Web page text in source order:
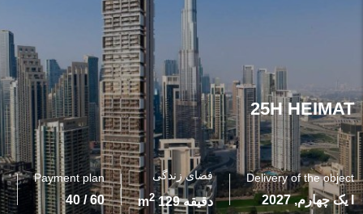
25H HEIMAT
Delivery of the object
I یک چهارم, 2027
فضای زندگی
دقیقه 129 m 2
Payment plan
60 / 40